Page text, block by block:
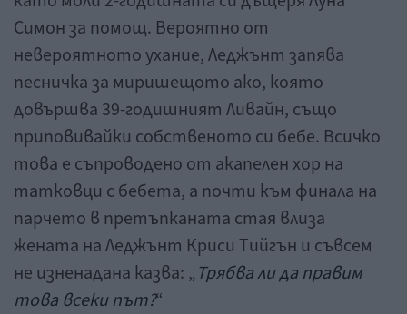
Симон за помощ. Вероятно от
невероятното ухание, Леджънт запява
песничка за миришещото ако, която
довършва 39-годишният Ливайн, също
приповивайки собственото си бебе. Всичко
това е съпроводено от акапелен хор на
татковци с бебета, а почти към финала на
парчето в претъпканата стая влиза
жената на Леджънт Криси Тийгън и съвсем
не изненадана казва: „ Трябва ли да правим
това всеки път?“